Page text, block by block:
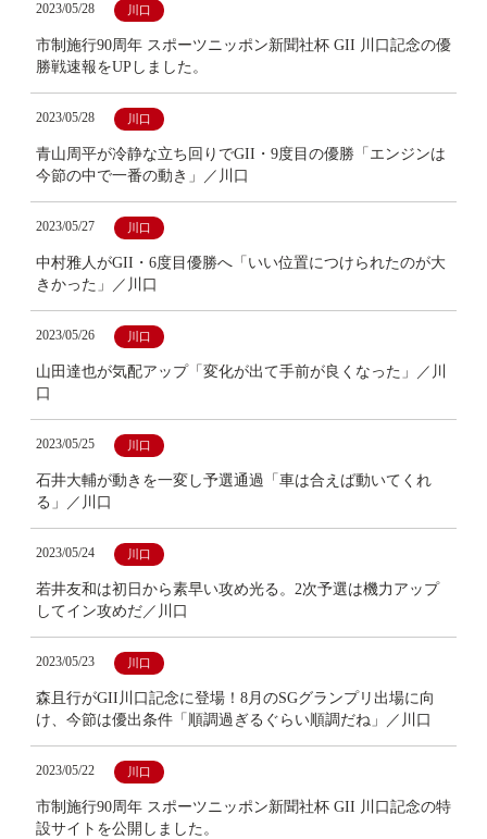
2023/05/28 川口
市制施行90周年 スポーツニッポン新聞社杯 GII 川口記念の優
勝戦速報をUPしました。
2023/05/28 川口
青山周平が冷静な立ち回りでGII・9度目の優勝「エンジンは
今節の中で一番の動き」／川口
2023/05/27 川口
中村雅人がGII・6度目優勝へ「いい位置につけられたのが大
きかった」／川口
2023/05/26 川口
山田達也が気配アップ「変化が出て手前が良くなった」／川
口
2023/05/25 川口
石井大輔が動きを一変し予選通過「車は合えば動いてくれ
る」／川口
2023/05/24 川口
若井友和は初日から素早い攻め光る。2次予選は機力アップ
してイン攻めだ／川口
2023/05/23 川口
森且行がGII川口記念に登場！8月のSGグランプリ出場に向
け、今節は優出条件「順調過ぎるぐらい順調だね」／川口
2023/05/22 川口
市制施行90周年 スポーツニッポン新聞社杯 GII 川口記念の特
設サイトを公開しました。